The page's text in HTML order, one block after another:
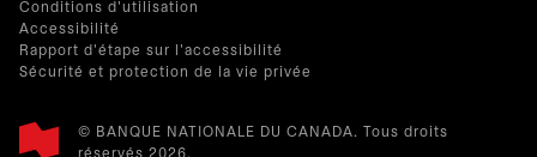
Conditions d'utilisation
Accessibilité
Rapport d'étape sur l'accessibilité
Sécurité et protection de la vie privée
© BANQUE NATIONALE DU CANADA. Tous droits
réservés 2026.​